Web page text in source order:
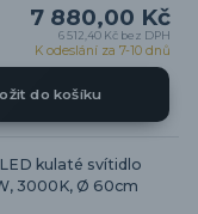
7 880,00 Kč
6 512,40 Kč bez DPH
K odeslání za 7-10 dnů
do košíku
kulaté svítidlo
3000K, Ø 60cm